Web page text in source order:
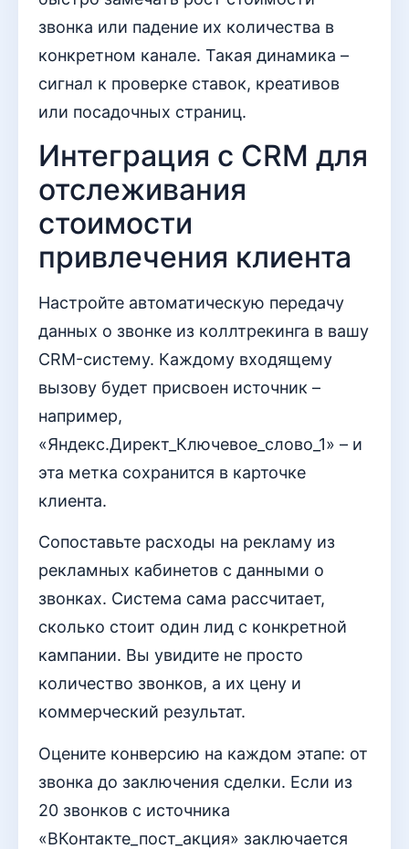
звонка или падение их количества в
конкретном канале. Такая динамика –
сигнал к проверке ставок, креативов
или посадочных страниц.
Интеграция с CRM для
отслеживания
стоимости
привлечения клиента
Настройте автоматическую передачу
данных о звонке из коллтрекинга в вашу
CRM-систему. Каждому входящему
вызову будет присвоен источник –
например,
«Яндекс.Директ_Ключевое_слово_1» – и
эта метка сохранится в карточке
клиента.
Сопоставьте расходы на рекламу из
рекламных кабинетов с данными о
звонках. Система сама рассчитает,
сколько стоит один лид с конкретной
кампании. Вы увидите не просто
количество звонков, а их цену и
коммерческий результат.
Оцените конверсию на каждом этапе: от
звонка до заключения сделки. Если из
20 звонков с источника
«ВКонтакте_пост_акция» заключается